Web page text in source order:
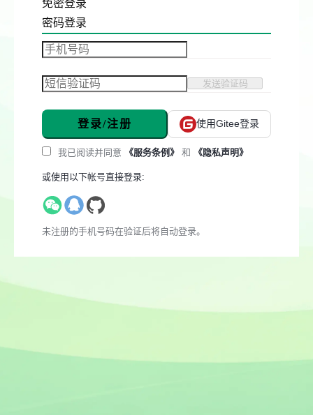
免密登录
密码登录
发送验证码
登录/注册 使用Gitee登录
我已阅读并同意 《服务条例》 和 《隐私声明》
或使用以下帐号直接登录:
未注册的手机号码在验证后将自动登录。